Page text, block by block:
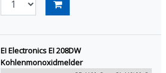
EI Electronics EI 208DW
Kohlenmonoxidmelder